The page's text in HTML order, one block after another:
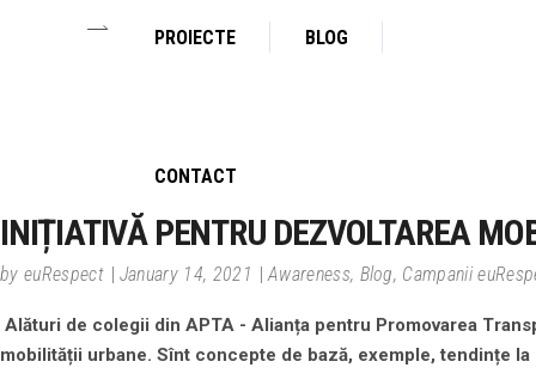
PROIECTE BLOG
CONTACT
INIȚIATIVĂ PENTRU DEZVOLTAREA
by euRespect January 14, 2021 Awareness, Blog, Campanii
Alături de colegii din APTA - Alianța pentru Promovarea
mobilității urbane. Sînt concepte de bază, exemple, tendințe